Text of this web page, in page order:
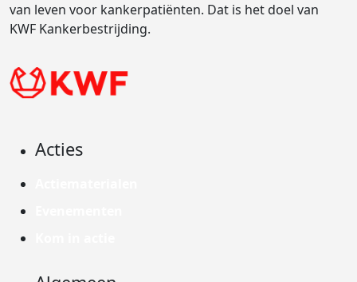
van leven voor kankerpatiënten. Dat is het doel van
KWF Kankerbestrijding.
Acties